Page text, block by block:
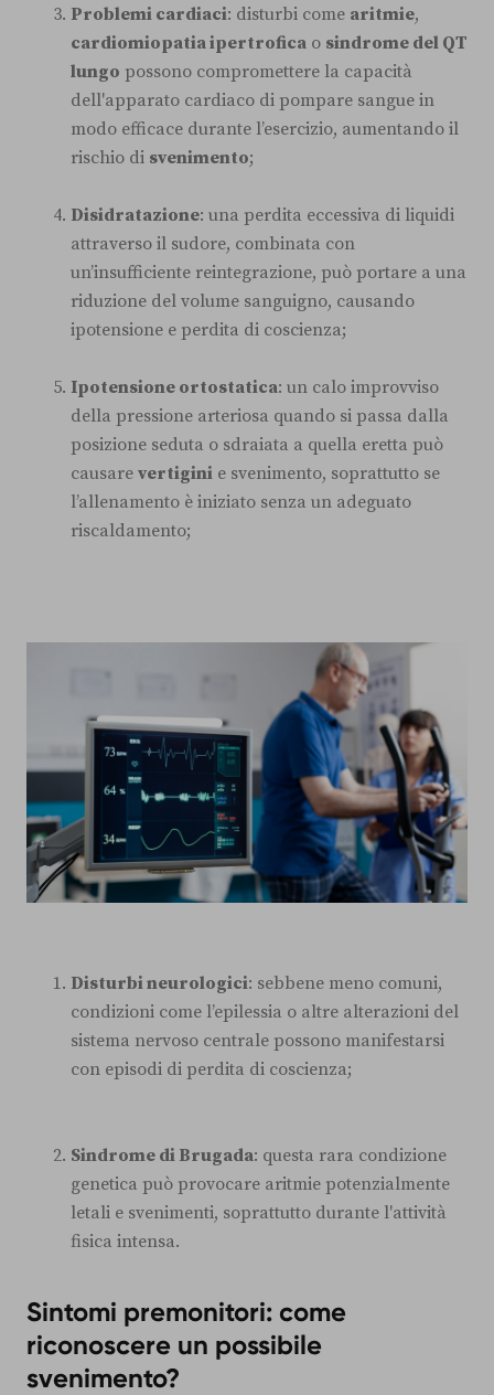
Problemi cardiaci: disturbi come aritmie,
cardiomiopatia ipertrofica o sindrome del QT
lungo possono compromettere la capacità
dell'apparato cardiaco di pompare sangue in
modo efficace durante l’esercizio, aumentando il
rischio di svenimento;
Disidratazione: una perdita eccessiva di liquidi
attraverso il sudore, combinata con
un’insufficiente reintegrazione, può portare a una
riduzione del volume sanguigno, causando
ipotensione e perdita di coscienza;
Ipotensione ortostatica: un calo improvviso
della pressione arteriosa quando si passa dalla
posizione seduta o sdraiata a quella eretta può
causare vertigini e svenimento, soprattutto se
l’allenamento è iniziato senza un adeguato
riscaldamento;
Disturbi neurologici: sebbene meno comuni,
condizioni come l’epilessia o altre alterazioni del
sistema nervoso centrale possono manifestarsi
con episodi di perdita di coscienza;
Sindrome di Brugada: questa rara condizione
genetica può provocare aritmie potenzialmente
letali e svenimenti, soprattutto durante l'attività
fisica intensa.
Sintomi premonitori: come
riconoscere un possibile
svenimento?